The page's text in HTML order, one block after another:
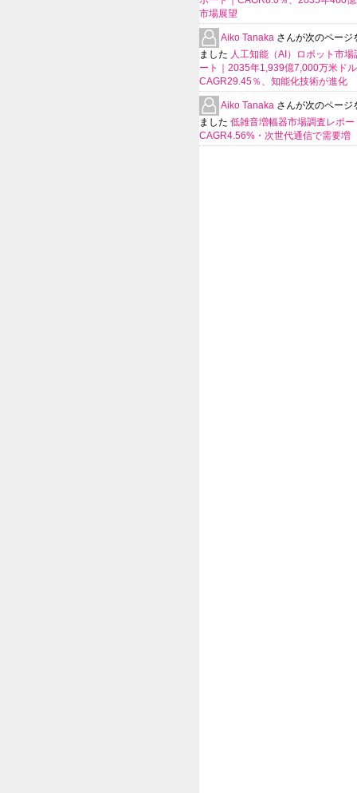
市場展望
Aiko Tanaka さんが次のページ
ました 人工知能（AI）ロボット市場
ート｜2035年1,939億7,000万米ド
CAGR29.45％、知能化技術が進化
Aiko Tanaka さんが次のページ
ました 低雑音増幅器市場調査レポー
CAGR4.56%・次世代通信で需要増